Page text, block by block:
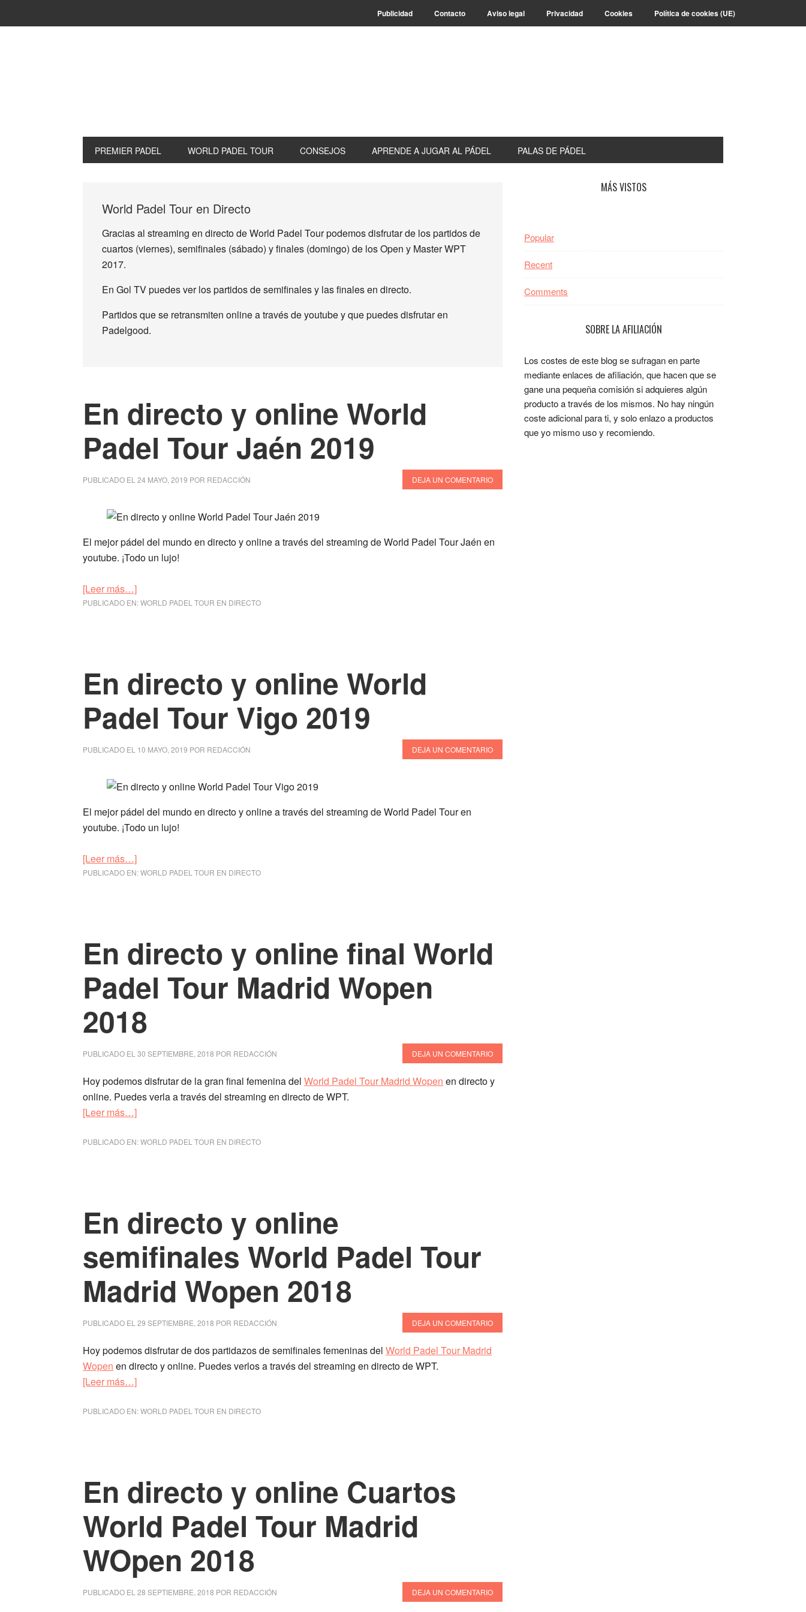
a
al
a
Publicidad Contacto Aviso legal Privacidad Cookies Política de cookies (UE)
PREMIER PADEL WORLD PADEL TOUR CONSEJOS APRENDE A JUGAR AL PÁDEL PALAS DE PÁDEL
World Padel Tour en Directo
Gracias al streaming en directo de World Padel Tour podemos disfrutar de los partidos de
cuartos (viernes), semifinales (sábado) y finales (domingo) de los Open y Master WPT
2017.
En Gol TV puedes ver los partidos de semifinales y las finales en directo.
Partidos que se retransmiten online a través de youtube y que puedes disfrutar en
Padelgood.
En directo y online World
Padel Tour Jaén 2019
PUBLICADO EL 24 MAYO, 2019 POR REDACCIÓN DEJA UN COMENTARIO
El mejor pádel del mundo en directo y online a través del streaming de World Padel Tour Jaén en
youtube. ¡Todo un lujo!
[Leer más…]
de
World
Padel
Tour
Jaén
2019
PUBLICADO EN:WORLD PADEL TOUR EN DIRECTO
En directo y online World
Padel Tour Vigo 2019
PUBLICADO EL 10 MAYO, 2019 POR REDACCIÓN DEJA UN COMENTARIO
El mejor pádel del mundo en directo y online a través del streaming de World Padel Tour en
youtube. ¡Todo un lujo!
[Leer más…]
de
World
Padel
Tour
Vigo
2019
PUBLICADO EN:WORLD PADEL TOUR EN DIRECTO
En directo y online final World
Padel Tour Madrid Wopen
2018
PUBLICADO EL 30 SEPTIEMBRE, 2018 POR REDACCIÓN DEJA UN COMENTARIO
Hoy podemos disfrutar de la gran final femenina del World Padel Tour Madrid Wopen en directo y
online. Puedes verla a través del streaming en directo de WPT.
[Leer más…]
En
World
Padel
Tour
Madrid
Wopen
2018
PUBLICADO EN:WORLD PADEL TOUR EN DIRECTO
En directo y online
semifinales World Padel Tour
Madrid Wopen 2018
PUBLICADO EL 29 SEPTIEMBRE, 2018 POR REDACCIÓN DEJA UN COMENTARIO
Hoy podemos disfrutar de dos partidazos de semifinales femeninas del World Padel Tour Madrid
Wopen en directo y online. Puedes verlos a través del streaming en directo de WPT.
[Leer más…]
En
World
Padel
Tour
Madrid
Wopen
2018
PUBLICADO EN:WORLD PADEL TOUR EN DIRECTO
En directo y online Cuartos
World Padel Tour Madrid
WOpen 2018
PUBLICADO EL 28 SEPTIEMBRE, 2018 POR REDACCIÓN DEJA UN COMENTARIO
MÁS VISTOS
Popular
Recent
Comments
SOBRE LA AFILIACIÓN
Los costes de este blog se sufragan en parte
mediante enlaces de afiliación, que hacen que se
gane una pequeña comisión si adquieres algún
producto a través de los mismos. No hay ningún
coste adicional para ti, y solo enlazo a productos
que yo mismo uso y recomiendo.